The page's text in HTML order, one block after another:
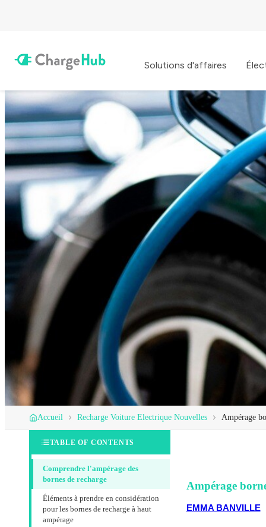
Solutions d'affaires
Accueil Recharge Voiture Electrique Nouvelles Ampérage
TABLE OF CONTENTS
Comprendre l'ampérage des
bornes de recharge
Éléments à prendre en considération
pour les bornes de recharge à haut
ampérage
Ampérage
EMMA BANVILLE